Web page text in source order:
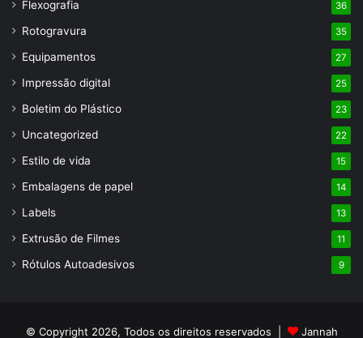
Flexografia 36
Rotogravura 35
Equipamentos 27
Impressão digital 25
Boletim do Plástico 23
Uncategorized 22
Estilo de vida 15
Embalagens de papel 14
Labels 13
Extrusão de Filmes 11
Rótulos Autoadesivos 9
© Copyright 2026, Todos os direitos reservados | Jannah